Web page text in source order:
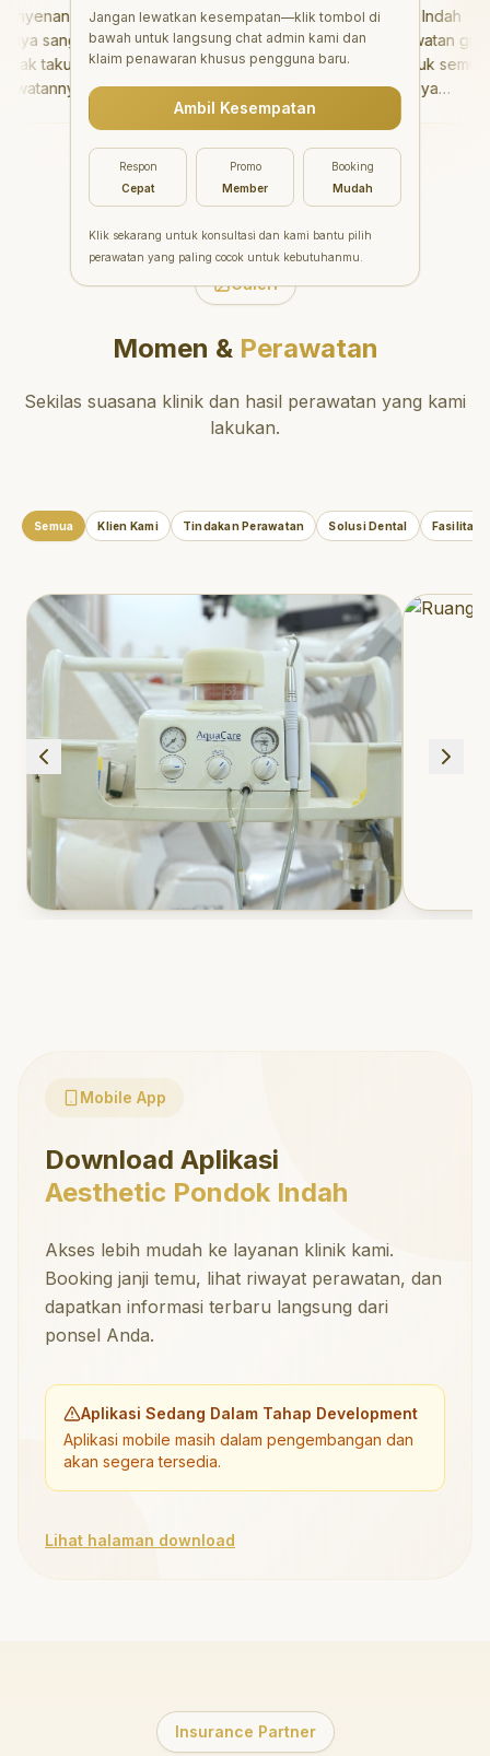
sangat baik
takut sama
tidak
setelahnya.
ke dokter
"Aesthetic Pondok Indah
menawarkan perawatan gigi
yang luar biasa untuk semua
orang. Dokter giginya
profesional, ramah, dan
meluangkan waktu untuk
mengedukasi pasien tentang
kesehatan gigi dan mulut
yang baik. Klinik ini terletak di
daerah yang strategis,
sehingga nyaman untuk
direkomendasikan untuk
dan berkualitas!"
Galeri
Momen &Perawatan
Sekilas suasana klinik dan hasil perawatan yang kami
lakukan.
Semua Klien Kami Tindakan Perawatan Solusi Dental Fasilitas
Mobile App
Download Aplikasi
Aesthetic Pondok Indah
Akses lebih mudah ke layanan klinik kami.
Booking janji temu, lihat riwayat perawatan, dan
dapatkan informasi terbaru langsung dari
ponsel Anda.
Aplikasi Sedang Dalam Tahap Development
Aplikasi mobile masih dalam pengembangan dan
akan segera tersedia.
Lihat halaman download
Insurance Partner
Jangan lewatkan kesempatan—klik tombol di
bawah untuk langsung chat admin kami dan
klaim penawaran khusus pengguna baru.
Ambil Kesempatan
Respon
Cepat
Promo
Member
Booking
Mudah
Klik sekarang untuk konsultasi dan kami bantu pilih
perawatan yang paling cocok untuk kebutuhanmu.